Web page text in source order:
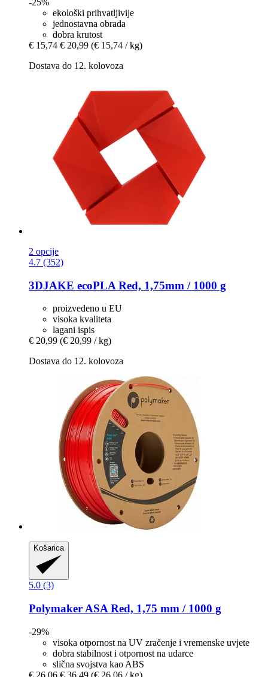
-25%
ekološki prihvatljivije
jednostavna obrada
dobra krutost
€ 15,74 € 20,99 (€ 15,74 / kg)
Dostava do 12. kolovoza
2 opcije
4.7 (352)
3DJAKE ecoPLA Red, 1,75mm / 1000 g
proizvedeno u EU
visoka kvaliteta
lagani ispis
€ 20,99 (€ 20,99 / kg)
Dostava do 12. kolovoza
Košarica
5.0 (3)
Polymaker ASA Red, 1,75 mm / 1000 g
-29%
visoka otpornost na UV zračenje i vremenske uvjete
dobra stabilnost i otpornost na udarce
slična svojstva kao ABS
€ 26,06 € 36,49 (€ 26,06 / kg)